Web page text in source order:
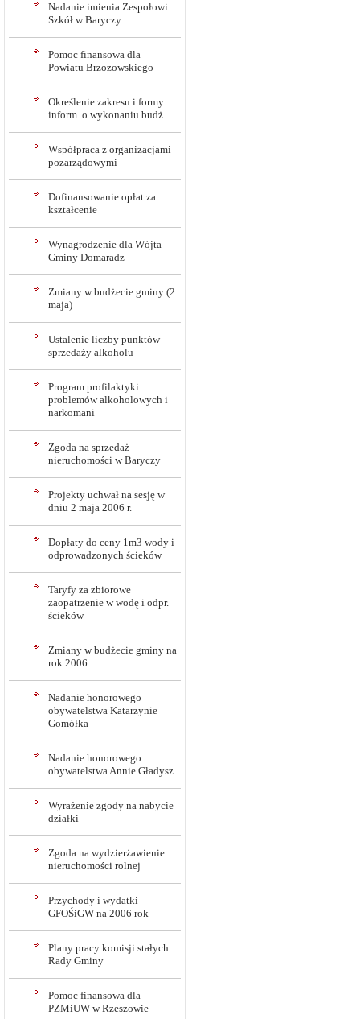
Nadanie imienia Zespołowi
Szkół w Baryczy
Pomoc finansowa dla
Powiatu Brzozowskiego
Określenie zakresu i formy
inform. o wykonaniu budż.
Współpraca z organizacjami
pozarządowymi
Dofinansowanie opłat za
kształcenie
Wynagrodzenie dla Wójta
Gminy Domaradz
Zmiany w budżecie gminy (2
maja)
Ustalenie liczby punktów
sprzedaży alkoholu
Program profilaktyki
problemów alkoholowych i
narkomani
Zgoda na sprzedaż
nieruchomości w Baryczy
Projekty uchwał na sesję w
dniu 2 maja 2006 r.
Dopłaty do ceny 1m3 wody i
odprowadzonych ścieków
Taryfy za zbiorowe
zaopatrzenie w wodę i odpr.
ścieków
Zmiany w budżecie gminy na
rok 2006
Nadanie honorowego
obywatelstwa Katarzynie
Gomółka
Nadanie honorowego
obywatelstwa Annie Gładysz
Wyrażenie zgody na nabycie
działki
Zgoda na wydzierżawienie
nieruchomości rolnej
Przychody i wydatki
GFOŚiGW na 2006 rok
Plany pracy komisji stałych
Rady Gminy
Pomoc finansowa dla
PZMiUW w Rzeszowie